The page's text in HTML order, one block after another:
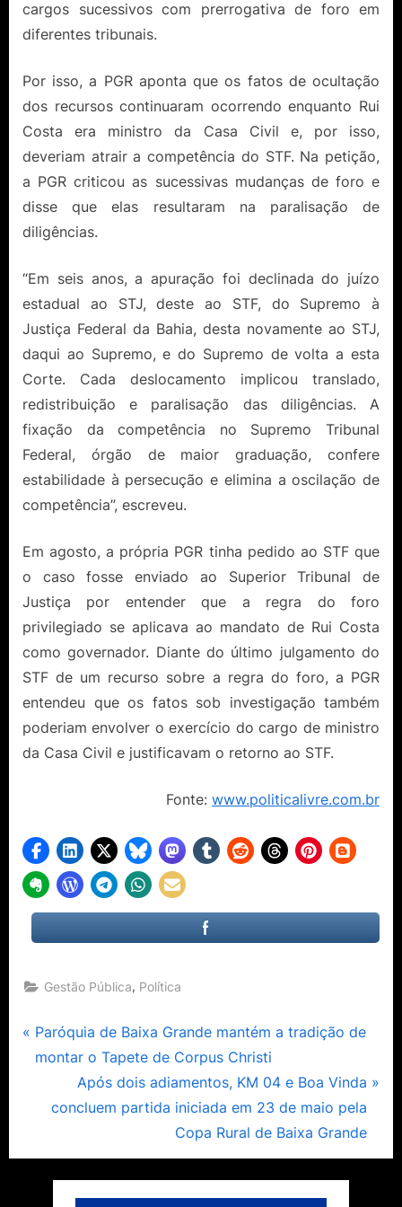
cargos sucessivos com prerrogativa de foro em
diferentes tribunais.
Por isso, a PGR aponta que os fatos de ocultação
dos recursos continuaram ocorrendo enquanto Rui
Costa era ministro da Casa Civil e, por isso,
deveriam atrair a competência do STF. Na petição,
a PGR criticou as sucessivas mudanças de foro e
disse que elas resultaram na paralisação de
diligências.
“Em seis anos, a apuração foi declinada do juízo
estadual ao STJ, deste ao STF, do Supremo à
Justiça Federal da Bahia, desta novamente ao STJ,
daqui ao Supremo, e do Supremo de volta a esta
Corte. Cada deslocamento implicou translado,
redistribuição e paralisação das diligências. A
fixação da competência no Supremo Tribunal
Federal, órgão de maior graduação, confere
estabilidade à persecução e elimina a oscilação de
competência”, escreveu.
Em agosto, a própria PGR tinha pedido ao STF que
o caso fosse enviado ao Superior Tribunal de
Justiça por entender que a regra do foro
privilegiado se aplicava ao mandato de Rui Costa
como governador. Diante do último julgamento do
STF de um recurso sobre a regra do foro, a PGR
entendeu que os fatos sob investigação também
poderiam envolver o exercício do cargo de ministro
da Casa Civil e justificavam o retorno ao STF.
Fonte: www.politicalivre.com.br
Gestão Pública, Política
Navegação
Post
P
r
o
Paróquia de Baixa Grande mantém a tradição de
montar o Tapete de Corpus Christi
N
e
t
P
Após dois adiamentos, KM 04 e Boa Vinda
concluem partida iniciada em 23 de maio pela
Copa Rural de Baixa Grande